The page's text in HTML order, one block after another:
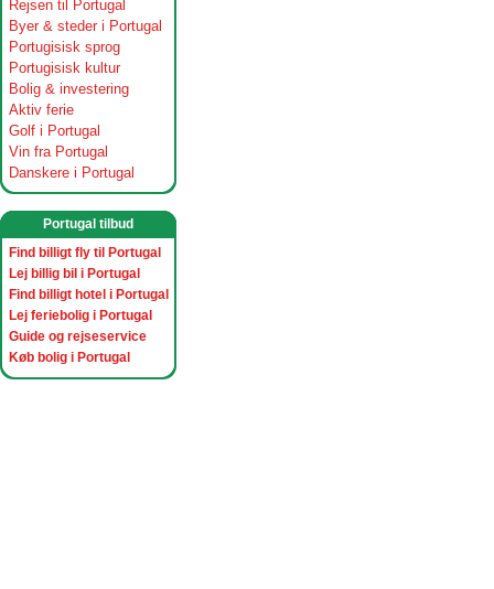
Rejsen til Portugal
Byer & steder i Portugal
Portugisisk sprog
Portugisisk kultur
Bolig & investering
Aktiv ferie
Golf i Portugal
Vin fra Portugal
Danskere i Portugal
Portugal tilbud
Find billigt fly til Portugal
Lej billig bil i Portugal
Find billigt hotel i Portugal
Lej feriebolig i Portugal
Guide og rejseservice
Køb bolig i Portugal